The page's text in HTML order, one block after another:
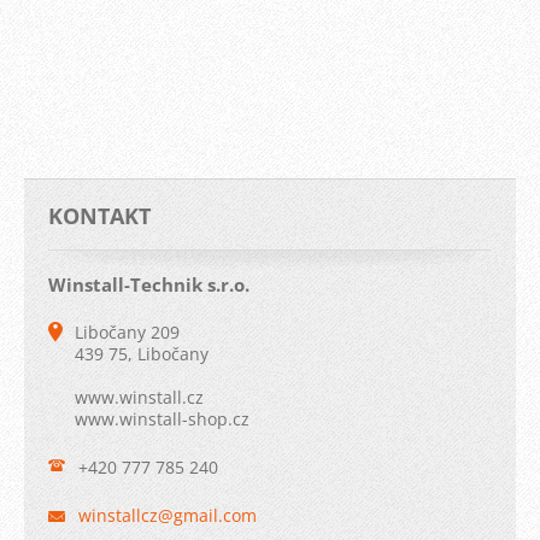
KONTAKT
Winstall-Technik s.r.o.
Libočany 209
439 75, Libočany
www.winstall.cz
www.winstall-shop.cz
+420 777 785 240
winstallcz@gmail.com